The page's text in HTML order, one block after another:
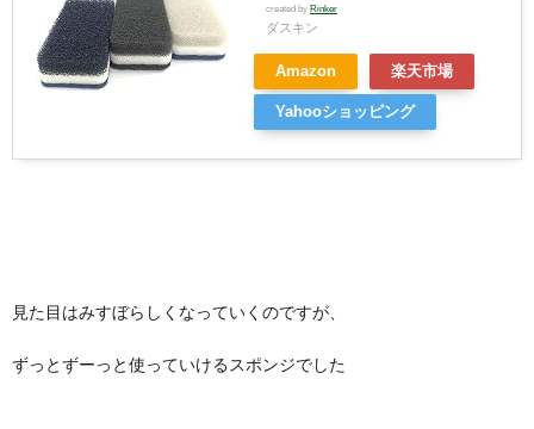
created by Rinker
ダスキン
Amazon 楽天市場
Yahooショッピング
見た目はみすぼらしくなっていくのですが、
ずっとずーっと使っていけるスポンジでした